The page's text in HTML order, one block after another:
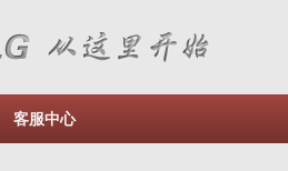
客服中心